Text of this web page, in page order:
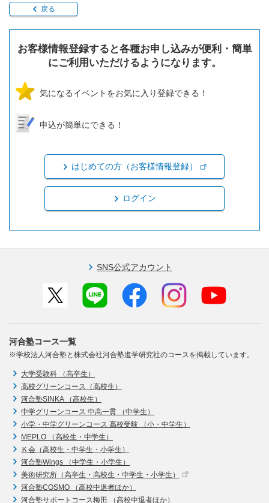
戻る
お客様情報登録すると各種お申し込みが便利・簡単
にご利用いただけるようになります。
気になるイベントをお気に入り登録できる！
申込が簡単にできる！
はじめての方（お客様情報登録）
ログイン
SNS公式アカウント
河合塾コース一覧
※学校法人河合塾と株式会社河合塾進学研究社のコースを掲載しています。
大学受験科 （高卒生）
高校グリーンコース（高校生）
河合塾SINKA （高校生）
中学グリーンコース 中高一貫 （中学生）
小学・中学グリーンコース 高校受験 （小・中学生）
MEPLO （高校生・中学生）
Ｋ会（高校生・中学生・小学生）
河合塾Wings （中学生・小学生）
美術研究所（高卒生・高校生・中学生・小学生）
河合塾COSMO （高校中退者ほか）
河合塾サポートコース梅田 （高校中退者ほか）